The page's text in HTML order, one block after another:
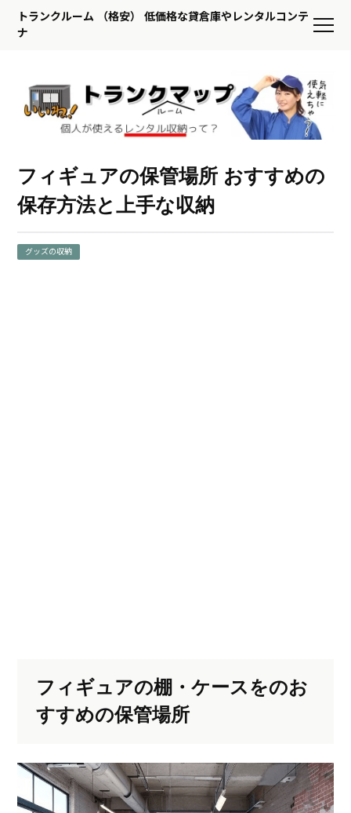
トランクルーム （格安） 低価格な貸倉庫やレンタルコンテ
ナ
フィギュアの保管場所 おすすめの
保存方法と上手な収納
グッズの収納
フィギュアの棚・ケースをのお
すすめの保管場所